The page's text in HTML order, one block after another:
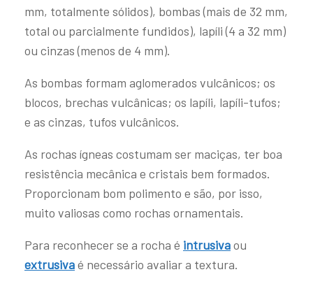
mm, totalmente sólidos), bombas (mais de 32 mm,
total ou parcialmente fundidos), lapíli (4 a 32 mm)
ou cinzas (menos de 4 mm).
As bombas formam aglomerados vulcânicos; os
blocos, brechas vulcânicas; os lapíli, lapíli-tufos;
e as cinzas, tufos vulcânicos.
As rochas ígneas costumam ser maciças, ter boa
resistência mecânica e cristais bem formados.
Proporcionam bom polimento e são, por isso,
muito valiosas como rochas ornamentais.
Para reconhecer se a rocha é intrusivaou
extrusivaé necessário avaliar a textura.